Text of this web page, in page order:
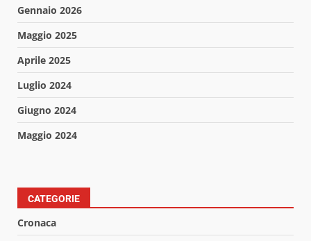
Gennaio 2026
Maggio 2025
Aprile 2025
Luglio 2024
Giugno 2024
Maggio 2024
CATEGORIE
Cronaca